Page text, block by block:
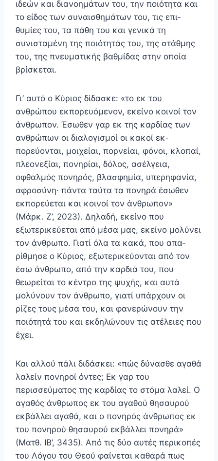
ιδεών και διανοημάτων του, την ποιότητα και
το είδος των συναισθημάτων του, τις επι­
θυμίες του, τα πάθη του και γενικά τη
συνισταμένη της ποιότητάς του, της στάθμης
του, της πνευματικής βαθμί­δας στην οποία
βρίσκεται.
Γι’ αυτό ο Κύριος δίδασκε: «το εκ του
ανθρώπου εκπορευόμενον, εκείνο κοινοί τον
άνθρωπον. Έσωθεν γαρ εκ της καρδίας των
ανθρώπων οι διαλογισμοί οι κακοί εκ­
πορεύονται, μοιχείαι, πορνείαι, φόνοι, κλοπαί,
πλεονεξίαι, πονηρίαι, δόλος, ασέλγεια,
οφθαλμός πονηρός, βλασφη­μία, υπερηφανία,
αφροσύνη· πάντα ταύτα τα πονηρά έσω­θεν
εκπορεύεται και κοινοί τον άνθρωπον»
(Μάρκ. Ζ’, 20­23). Δηλαδή, εκείνο που
εξωτερικεύεται από μέσα μας, εκείνο μολύνει
τον άνθρωπο. Γιατί όλα τα κακά, που απα­
ρίθμησε ο Κύριος, εξωτερικεύονται από τον
έσω άνθρω­πο, από την καρδιά του, που
θεωρείται το κέντρο της ψυ­χής, και αυτά
μολύνουν τον άνθρωπο, γιατί υπάρχουν οι
ρίζες τους μέσα του, και φανερώνουν την
ποιότητά του και εκδηλώνουν τις ατέλειες που
έχει.
Και αλλού πάλι διδάσκει: «πώς δύνασθε αγαθά
λαλείν πονηροί όντες; Εκ γαρ του
περισσεύματος της καρ­δίας το στόμα λαλεί. Ο
αγαθός άνθρωπος εκ του αγαθού θησαυρού
εκβάλλει αγαθά, και ο πονηρός άνθρωπος εκ
του πονηρού θησαυρού εκβάλλει πονηρά»
(Ματθ. ΙΒ’, 34­35). Από τις δύο αυτές περικοπές
του Λόγου του Θεού φαίνεται καθαρά πως